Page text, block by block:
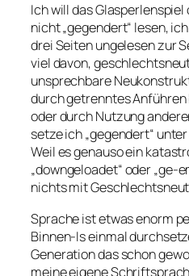
Ich will das
nicht „gegendert“ lesen,
drei Seiten ungelesen zur
viel davon,
unsprechbare
durch getrenntes
oder durch Nutzung
setze ich „gegendert“
Weil es genauso ein
„downgeloadet“ oder „ge-
nichts mit
Sprache ist etwas enorm
Binnen-Is einmal
Generation das schon
meine eigene